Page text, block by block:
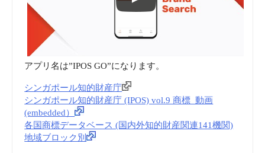
アプリ名は”IPOS GO”になります。
シンガポール知的財産庁
シンガポール知的財産庁 (IPOS) vol.9 商標_動画
(embedded）
各国商標データベース (国内外知的財産関連141機関)
地域ブロック別